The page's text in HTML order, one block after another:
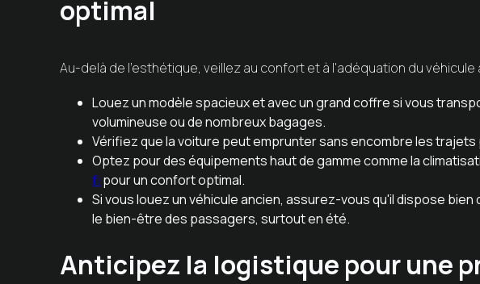
optimal
Au-delà de l'esthétique, veillez au confort et à l'adéquation du véhicule
Louez un modèle spacieux et avec un grand coffre si vous
volumineuse ou de nombreux bagages.
Vérifiez que la voiture peut emprunter sans encombre les trajets
Optez pour des équipements haut de gamme comme la
fi pour un confort optimal.
Si vous louez un véhicule ancien, assurez-vous qu'il dispose
le bien-être des passagers, surtout en été.
Anticipez la logistique pour une